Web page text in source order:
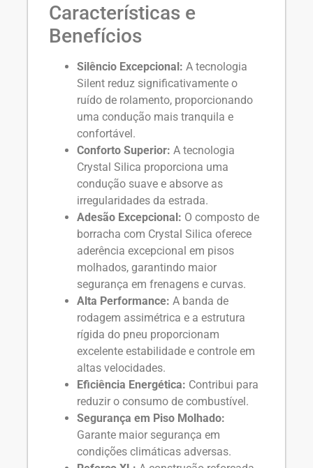
Características e
Benefícios
Silêncio Excepcional: A tecnologia
Silent reduz significativamente o
ruído de rolamento, proporcionando
uma condução mais tranquila e
confortável.
Conforto Superior: A tecnologia
Crystal Silica proporciona uma
condução suave e absorve as
irregularidades da estrada.
Adesão Excepcional: O composto de
borracha com Crystal Silica oferece
aderência excepcional em pisos
molhados, garantindo maior
segurança em frenagens e curvas.
Alta Performance: A banda de
rodagem assimétrica e a estrutura
rígida do pneu proporcionam
excelente estabilidade e controle em
altas velocidades.
Eficiência Energética: Contribui para
reduzir o consumo de combustível.
Segurança em Piso Molhado:
Garante maior segurança em
condições climáticas adversas.